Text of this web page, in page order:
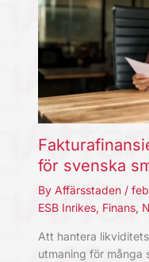
för svenska
By Affärsstaden /
ESB Inrikes, Finans,
Att hantera
utmaning för många